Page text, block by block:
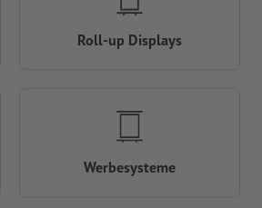
Roll-up Displays
Werbesysteme